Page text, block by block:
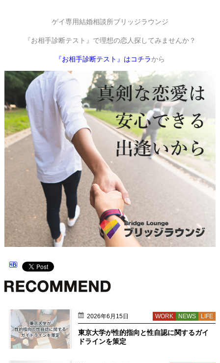
ゲイ専用結婚相談所ブリッジラウンジ
『お相手診断テスト』 で理想の恋人探してみませんか？
『お相手診断テスト』はコチラから
2026年6月15日 LIFE
NEWS
WORK
東京大学が性的指向と性自認に関するガイ
ドラインを策定